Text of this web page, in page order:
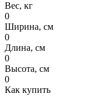
Вес, кг
0
Ширина, см
0
Длина, см
0
Высота, см
0
Как купить